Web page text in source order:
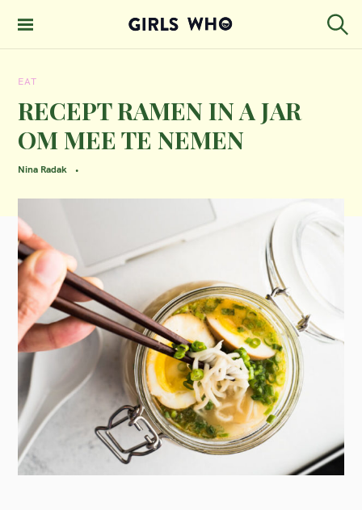
GIRLS WHO
EAT
RECEPT RAMEN IN A JAR
OM MEE TE NEMEN
Nina Radak